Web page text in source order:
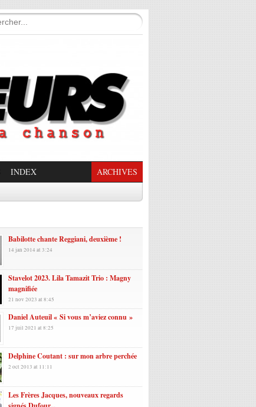
INDEX ARCHIVES
Babilotte chante Reggiani, deuxième !
14 jan 2014 at 3:24
Stavelot 2023. Lila Tamazit Trio : Magny
magnifiée
21 nov 2023 at 8:45
Daniel Auteuil « Si vous m’aviez connu »
17 juil 2021 at 8:25
Delphine Coutant : sur mon arbre perchée
2 oct 2013 at 11:11
Les Frères Jacques, nouveaux regards